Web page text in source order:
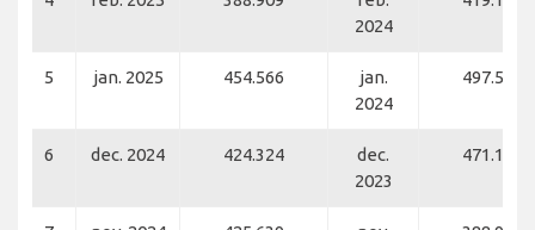
2024
5 jan. 2025 454.566
jan.
2024
497.569
6 dec. 2024 424.324
dec.
2023
471.169